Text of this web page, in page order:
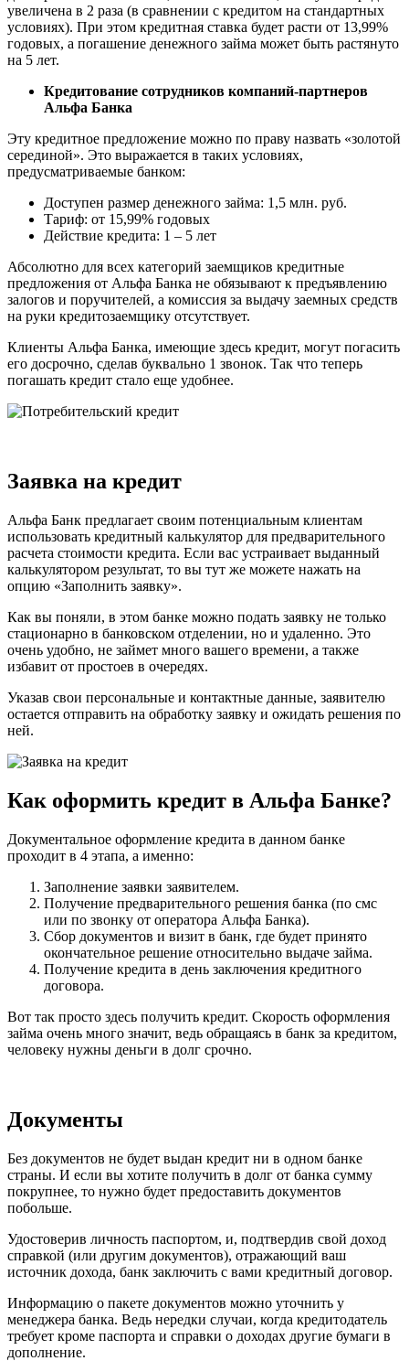
увеличена в 2 раза (в сравнении с кредитом на стандартных
условиях). При этом кредитная ставка будет расти от 13,99%
годовых, а погашение денежного займа может быть растянуто
на 5 лет.
Кредитование сотрудников компаний-партнеров
Альфа Банка
Эту кредитное предложение можно по праву назвать «золотой
серединой». Это выражается в таких условиях,
предусматриваемые банком:
Доступен размер денежного займа: 1,5 млн. руб.
Тариф: от 15,99% годовых
Действие кредита: 1 – 5 лет
Абсолютно для всех категорий заемщиков кредитные
предложения от Альфа Банка не обязывают к предъявлению
залогов и поручителей, а комиссия за выдачу заемных средств
на руки кредитозаемщику отсутствует.
Клиенты Альфа Банка, имеющие здесь кредит, могут погасить
его досрочно, сделав буквально 1 звонок. Так что теперь
погашать кредит стало еще удобнее.
Заявка на кредит
Альфа Банк предлагает своим потенциальным клиентам
использовать кредитный калькулятор для предварительного
расчета стоимости кредита. Если вас устраивает выданный
калькулятором результат, то вы тут же можете нажать на
опцию «Заполнить заявку».
Как вы поняли, в этом банке можно подать заявку не только
стационарно в банковском отделении, но и удаленно. Это
очень удобно, не займет много вашего времени, а также
избавит от простоев в очередях.
Указав свои персональные и контактные данные, заявителю
остается отправить на обработку заявку и ожидать решения по
ней.
Как оформить кредит в Альфа Банке?
Документальное оформление кредита в данном банке
проходит в 4 этапа, а именно:
Заполнение заявки заявителем.
Получение предварительного решения банка (по смс
или по звонку от оператора Альфа Банка).
Сбор документов и визит в банк, где будет принято
окончательное решение относительно выдаче займа.
Получение кредита в день заключения кредитного
договора.
Вот так просто здесь получить кредит. Скорость оформления
займа очень много значит, ведь обращаясь в банк за кредитом,
человеку нужны деньги в долг срочно.
Документы
Без документов не будет выдан кредит ни в одном банке
страны. И если вы хотите получить в долг от банка сумму
покрупнее, то нужно будет предоставить документов
побольше.
Удостоверив личность паспортом, и, подтвердив свой доход
справкой (или другим документов), отражающий ваш
источник дохода, банк заключить с вами кредитный договор.
Информацию о пакете документов можно уточнить у
менеджера банка. Ведь нередки случаи, когда кредитодатель
требует кроме паспорта и справки о доходах другие бумаги в
дополнение.